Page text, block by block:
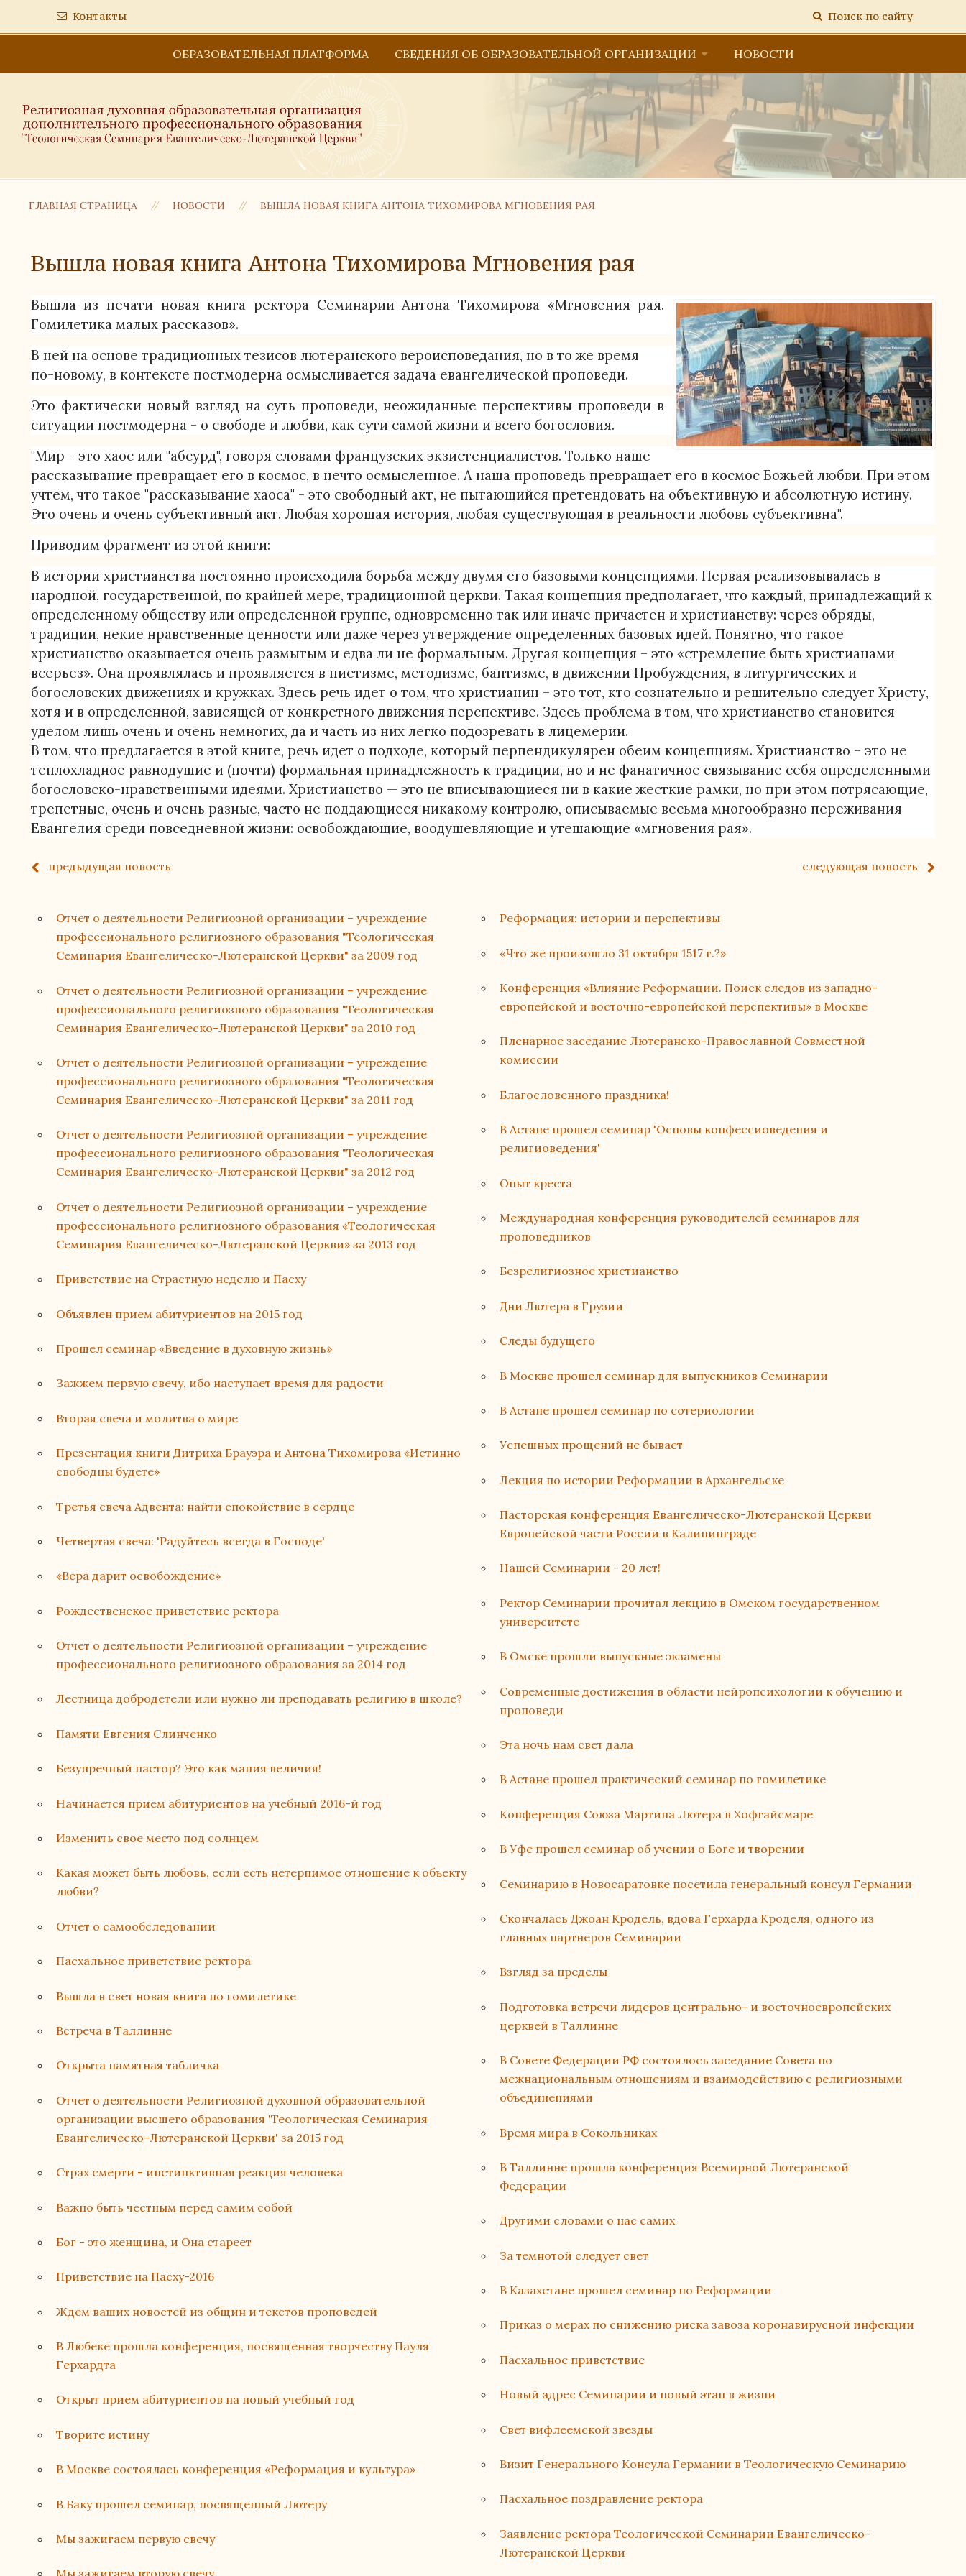
Контакты Поиск по сайту
ОБРАЗОВАТЕЛЬНАЯ ПЛАТФОРМА СВЕДЕНИЯ ОБ ОБРАЗОВАТЕЛЬНОЙ ОРГАНИЗАЦИИ
Структура и органы управления образовательной организацией
Документы
Материально-техническое обеспечение и оснащенность образовательного процесса. Доступная
Стипендия и меры поддержки обучающихся
Платные образовательные услуги
Вакантные места для приема (перевода) обучающихся
Духовно-нравственная и воспитательная работа
Организация питания в образовательной организации
История Теологической Семинарии Евангелическо-Лютеранской Церкви
НОВОСТИ
ГЛАВНАЯ СТРАНИЦА НОВОСТИ ВЫШЛА НОВАЯ КНИГА АНТОНА ТИХОМИРОВА МГНОВЕНИЯ РАЯ
Вышла новая книга Антона Тихомирова Мгновения рая
Вышла из печати новая книга ректора Семинарии Антона Тихомирова «Мгновения рая.
Гомилетика малых рассказов».
В ней на основе традиционных тезисов лютеранского вероисповедания, но в то же время
по-новому, в контексте постмодерна осмысливается задача евангелической проповеди.
Это фактически новый взгляд на суть проповеди, неожиданные перспективы проповеди в
ситуации постмодерна - о свободе и любви, как сути самой жизни и всего богословия.
"Мир - это хаос или "абсурд", говоря словами французских экзистенциалистов. Только наше
рассказывание превращает его в космос, в нечто осмысленное. А наша проповедь превращает его в космос Божьей любви. При этом
учтем, что такое "рассказывание хаоса" - это свободный акт, не пытающийся претендовать на объективную и абсолютную истину.
Это очень и очень субъективный акт. Любая хорошая история, любая существующая в реальности любовь субъективна".
Приводим фрагмент из этой книги:
В истории христианства постоянно происходила борьба между двумя его базовыми концепциями. Первая реализовывалась в
народной, государственной, по крайней мере, традиционной церкви. Такая концепция предполагает, что каждый, принадлежащий к
определенному обществу или определенной группе, одновременно так или иначе причастен и христианству: через обряды,
традиции, некие нравственные ценности или даже через утверждение определенных базовых идей. Понятно, что такое
христианство оказывается очень размытым и едва ли не формальным. Другая концепция – это «стремление быть христианами
всерьез». Она проявлялась и проявляется в пиетизме, методизме, баптизме, в движении Пробуждения, в литургических и
богословских движениях и кружках. Здесь речь идет о том, что христианин – это тот, кто сознательно и решительно следует Христу,
хотя и в определенной, зависящей от конкретного движения перспективе. Здесь проблема в том, что христианство становится
уделом лишь очень и очень немногих, да и часть из них легко подозревать в лицемерии.
В том, что предлагается в этой книге, речь идет о подходе, который перпендикулярен обеим концепциям. Христианство – это не
теплохладное равнодушие и (почти) формальная принадлежность к традиции, но и не фанатичное связывание себя определенными
богословско-нравственными идеями. Христианство — это не вписывающиеся ни в какие жесткие рамки, но при этом потрясающие,
трепетные, очень и очень разные, часто не поддающиеся никакому контролю, описываемые весьма многообразно переживания
Евангелия среди повседневной жизни: освобождающие, воодушевляющие и утешающие «мгновения рая».
предыдущая новость следующая новость
Отчет о деятельности Религиозной организации – учреждение
профессионального религиозного образования "Теологическая
Семинария Евангелическо-Лютеранской Церкви" за 2009 год
Отчет о деятельности Религиозной организации – учреждение
профессионального религиозного образования "Теологическая
Семинария Евангелическо-Лютеранской Церкви" за 2010 год
Отчет о деятельности Религиозной организации – учреждение
профессионального религиозного образования "Теологическая
Семинария Евангелическо-Лютеранской Церкви" за 2011 год
Отчет о деятельности Религиозной организации – учреждение
профессионального религиозного образования "Теологическая
Семинария Евангелическо-Лютеранской Церкви" за 2012 год
Отчет о деятельности Религиозной организации – учреждение
профессионального религиозного образования «Теологическая
Семинария Евангелическо-Лютеранской Церкви» за 2013 год
Приветствие на Страстную неделю и Пасху
Объявлен прием абитуриентов на 2015 год
Прошел семинар «Введение в духовную жизнь»
Зажжем первую свечу, ибо наступает время для радости
Вторая свеча и молитва о мире
Презентация книги Дитриха Брауэра и Антона Тихомирова «Истинно
свободны будете»
Третья свеча Адвента: найти спокойствие в сердце
Четвертая свеча: 'Радуйтесь всегда в Господе'
«Вера дарит освобождение»
Рождественское приветствие ректора
Отчет о деятельности Религиозной организации – учреждение
профессионального религиозного образования за 2014 год
Лестница добродетели или нужно ли преподавать религию в школе?
Памяти Евгения Слинченко
Безупречный пастор? Это как мания величия!
Начинается прием абитуриентов на учебный 2016-й год
Изменить свое место под солнцем
Какая может быть любовь, если есть нетерпимое отношение к объекту
любви?
Отчет о самообследовании
Пасхальное приветствие ректора
Вышла в свет новая книга по гомилетике
Встреча в Таллинне
Открыта памятная табличка
Отчет о деятельности Религиозной духовной образовательной
организации высшего образования 'Теологическая Семинария
Евангелическо-Лютеранской Церкви' за 2015 год
Страх смерти - инстинктивная реакция человека
Важно быть честным перед самим собой
Бог - это женщина, и Она стареет
Приветствие на Пасху-2016
Ждем ваших новостей из общин и текстов проповедей
В Любеке прошла конференция, посвященная творчеству Пауля
Герхардта
Открыт прием абитуриентов на новый учебный год
Творите истину
В Москве состоялась конференция «Реформация и культура»
В Баку прошел семинар, посвященный Лютеру
Мы зажигаем первую свечу
Реформация: истории и перспективы
«Что же произошло 31 октября 1517 г.?»
Конференция «Влияние Реформации. Поиск следов из западно-
европейской и восточно-европейской перспективы» в Москве
Пленарное заседание Лютеранско-Православной Совместной
комиссии
Благословенного праздника!
В Астане прошел семинар 'Основы конфессиоведения и
религиоведения'
Опыт креста
Международная конференция руководителей семинаров для
проповедников
Безрелигиозное христианство
Дни Лютера в Грузии
Следы будущего
В Москве прошел семинар для выпускников Семинарии
В Астане прошел семинар по сотериологии
Успешных прощений не бывает
Лекция по истории Реформации в Архангельске
Пасторская конференция Евангелическо-Лютеранской Церкви
Европейской части России в Калининграде
Нашей Семинарии - 20 лет!
Ректор Семинарии прочитал лекцию в Омском государственном
университете
В Омске прошли выпускные экзамены
Современные достижения в области нейропсихологии к обучению и
проповеди
Эта ночь нам свет дала
В Астане прошел практический семинар по гомилетике
Конференция Союза Мартина Лютера в Хофгайсмаре
В Уфе прошел семинар об учении о Боге и творении
Семинарию в Новосаратовке посетила генеральный консул Германии
Cкончалась Джоан Кродель, вдова Герхарда Кроделя, одного из
главных партнеров Семинарии
Взгляд за пределы
Подготовка встречи лидеров центрально- и восточноевропейских
церквей в Таллинне
В Совете Федерации РФ состоялось заседание Совета по
межнациональным отношениям и взаимодействию с религиозными
объединениями
Время мира в Сокольниках
В Таллинне прошла конференция Всемирной Лютеранской
Федерации
Другими словами о нас самих
За темнотой следует свет
В Казахстане прошел семинар по Реформации
Приказ о мерах по снижению риска завоза коронавирусной инфекции
Пасхальное приветствие
Новый адрес Семинарии и новый этап в жизни
Свет вифлеемской звезды
Визит Генерального Консула Германии в Теологическую Семинарию
Пасхальное поздравление ректора
Заявление ректора Теологической Семинарии Евангелическо-
Лютеранской Церкви